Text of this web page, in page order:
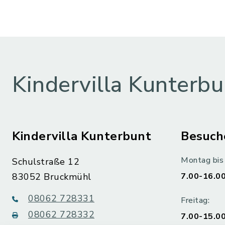
Kindervilla
Kindervilla Kunterbunt
Schulstraße 12
83052 Bruckmühl
08062 728331
08062 728332
Montag
7.00-
Freitag:
7.00-